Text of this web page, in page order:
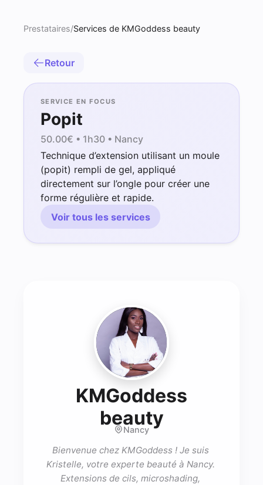
Prestataires/Services de KMGoddess beauty
Retour
SERVICE EN FOCUS
Popit
50.00€ • 1h30 • Nancy
Technique d’extension utilisant un moule
(popit) rempli de gel, appliqué
directement sur l’ongle pour créer une
forme régulière et rapide.
Voir tous les services
KMGoddess
beauty- Lash
Nancy
Bienvenue chez KMGoddess ! Je suis
Kristelle, votre experte beauté à Nancy.
Extensions de cils, microshading,